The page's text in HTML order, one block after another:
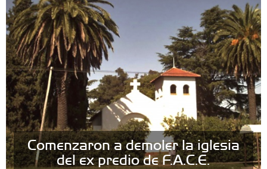
Comenzaron a demoler la iglesia
del ex predio de F.A.C.E.